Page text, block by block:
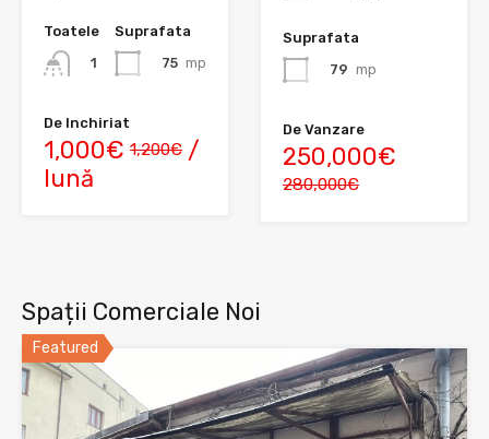
Toatele
1
Suprafata
75 mp
De Inchiriat
1,000€ 1,200€ /
lună
Suprafata
79 mp
De Vanzare
250,000€
280,000€
Spații Comerciale Noi
Featured